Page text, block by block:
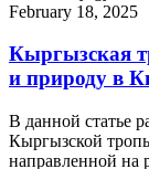
February 18, 2025
Кыргызская
и природу в
В данной статье
Кыргызской
направленной на